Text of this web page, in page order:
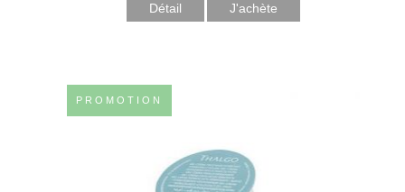
Détail
PROMOTION